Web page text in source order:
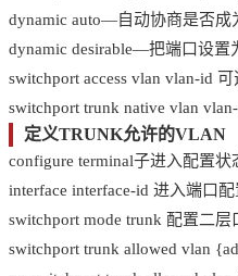
dynamic auto—自动协商是否成
dynamic desirable—把端口设
switchport access vlan vlan-id
switchport trunk native vlan
定义TRUNK允许的VLAN
configure terminal子进入配置状
interface interface-id 进入端口配
switchport mode trunk 配置二层
switchport trunk allowed vlan